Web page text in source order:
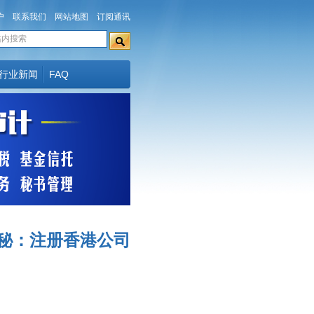
联系我们 网站地图 订阅通讯
业新闻 FAQ
：注册香港公司